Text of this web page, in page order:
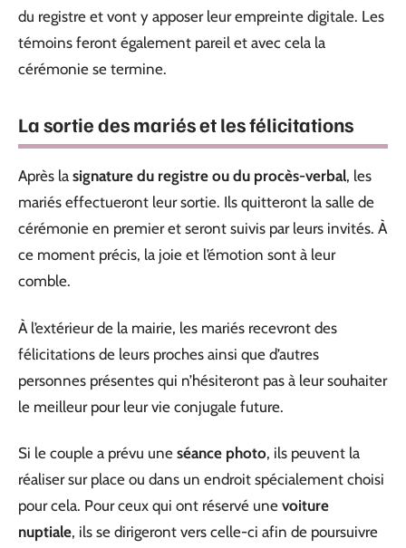
du registre et vont y apposer leur empreinte digitale. Les
témoins feront également pareil et avec cela la
cérémonie se termine.
La sortie des mariés et les félicitations
Après la signature du registre ou du procès-verbal, les
mariés effectueront leur sortie. Ils quitteront la salle de
cérémonie en premier et seront suivis par leurs invités. À
ce moment précis, la joie et l’émotion sont à leur
comble.
À l’extérieur de la mairie, les mariés recevront des
félicitations de leurs proches ainsi que d’autres
personnes présentes qui n’hésiteront pas à leur souhaiter
le meilleur pour leur vie conjugale future.
Si le couple a prévu une séance photo, ils peuvent la
réaliser sur place ou dans un endroit spécialement choisi
pour cela. Pour ceux qui ont réservé une voiture
nuptiale, ils se dirigeront vers celle-ci afin de poursuivre